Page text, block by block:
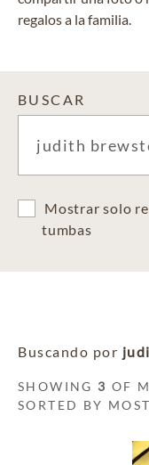
regalos a la familia.
BUSCAR
Mostrar solo
tumbas
Buscando por
SHOWING 3 OF
SORTED BY